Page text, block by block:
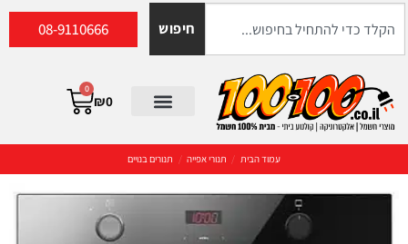
חיפוש 08-9110666
₪0
0
עמוד הבית / תנורי אפייה / תנורים בנויים